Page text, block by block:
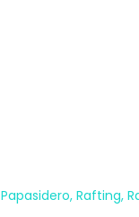
Papasidero, Rafting,